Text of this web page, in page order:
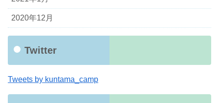
2020年12月
Twitter
Tweets by kuntama_camp